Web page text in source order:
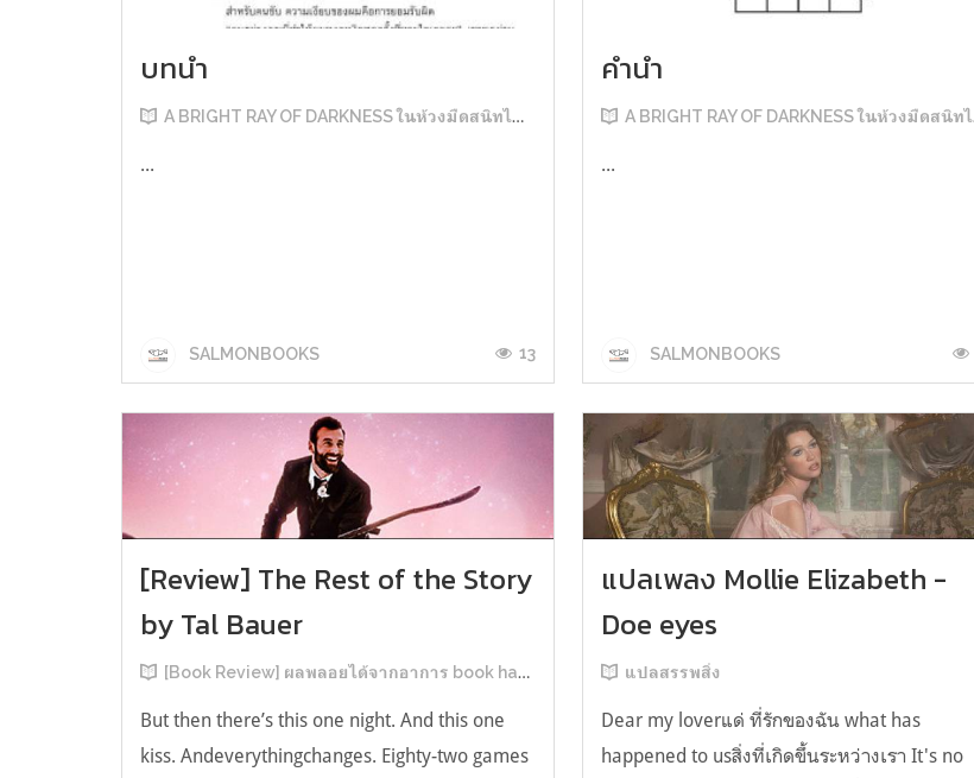
บทนำ
A BRIGHT RAY OF DARKNESS ในห้วงมืดสนิทไม่มิดแสง
...
SALMONBOOKS 13
คำนำ
A BRIGHT RAY OF DARKNESS ในห้วงมืดสนิทไม่มิดแสง
...
SALMONBOOKS
[Review] The Rest of the Story
by Tal Bauer
[Book Review] ผลพลอยได้จากอาการ book hangover หลังอ่านสารพัน MM Romance
But then there’s this one night. And this one
kiss. Andeverythingchanges. Eighty-two games
แปลเพลง Mollie Elizabeth -
Doe eyes
แปลสรรพสิ่ง
Dear my loverแด่ ที่รักของฉัน what has
happened to usสิ่งที่เกิดขึ้นระหว่างเรา It's no